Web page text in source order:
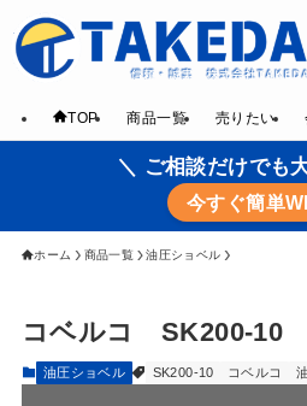
TOP 商品一覧 売りたい
＼ ご相談だけでも
今すぐ簡単
ホーム 商品一覧 油圧ショベル
コベルコ SK200-10
油圧ショベル SK200-10 コベルコ